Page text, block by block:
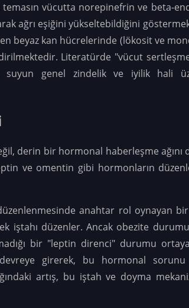
vücutta norepinefrin ve beta-
ağrı eşiğini yükseltebildiğini
beyaz kan hücrelerinde (lökosit ve
. Literatürde "vücut
suyun genel zindelik ve iyilik hali
derin bir hormonal haberleşme
ve omentin gibi hormonların
anahtar rol oynayan
iştahı düzenler. Ancak obezite
bir "leptin direnci" durumu
girerek, bu hormonal sorunu
artış, bu iştah ve doyma